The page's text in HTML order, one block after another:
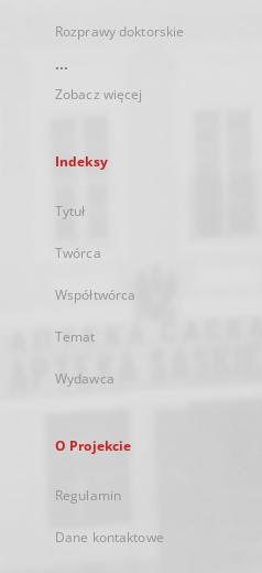
Rozprawy doktorskie
...
Zobacz więcej
Indeksy
Tytuł
Twórca
Współtwórca
Temat
Wydawca
O Projekcie
Regulamin
Dane kontaktowe